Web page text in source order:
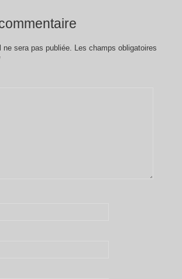
ne sera pas publiée. Les champs obligatoires